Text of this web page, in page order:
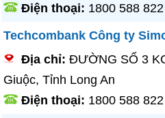
Điện thoại: 1800 588 822
Techcombank Công ty
Địa chỉ:ĐƯỜNG SỐ 3
Giuộc, Tỉnh Long An
Điện thoại: 1800 588 822